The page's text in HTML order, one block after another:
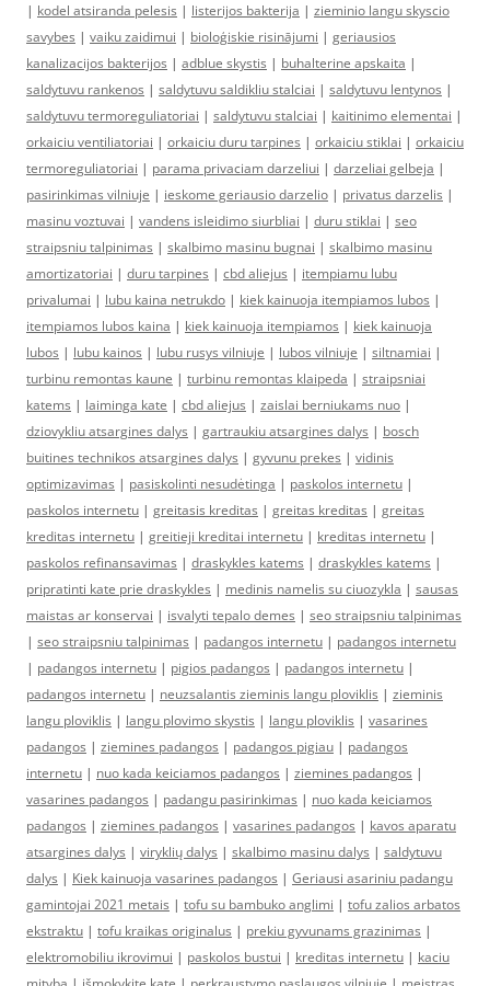
| kodel atsiranda pelesis | listerijos bakterija | zieminio langu skyscio
savybes | vaiku zaidimui | bioloģiskie risinājumi | geriausios
kanalizacijos bakterijos | adblue skystis | buhalterine apskaita |
saldytuvu rankenos | saldytuvu saldikliu stalciai | saldytuvu lentynos |
saldytuvu termoreguliatoriai | saldytuvu stalciai | kaitinimo elementai |
orkaiciu ventiliatoriai | orkaiciu duru tarpines | orkaiciu stiklai | orkaiciu
termoreguliatoriai | parama privaciam darzeliui | darzeliai gelbeja |
pasirinkimas vilniuje | ieskome geriausio darzelio | privatus darzelis |
masinu voztuvai | vandens isleidimo siurbliai | duru stiklai | seo
straipsniu talpinimas | skalbimo masinu bugnai | skalbimo masinu
amortizatoriai | duru tarpines | cbd aliejus | itempiamu lubu
privalumai | lubu kaina netrukdo | kiek kainuoja itempiamos lubos |
itempiamos lubos kaina | kiek kainuoja itempiamos | kiek kainuoja
lubos | lubu kainos | lubu rusys vilniuje | lubos vilniuje | siltnamiai |
turbinu remontas kaune | turbinu remontas klaipeda | straipsniai
katems | laiminga kate | cbd aliejus | zaislai berniukams nuo |
dziovykliu atsargines dalys | gartraukiu atsargines dalys | bosch
buitines technikos atsargines dalys | gyvunu prekes | vidinis
optimizavimas | pasiskolinti nesudėtinga | paskolos internetu |
paskolos internetu | greitasis kreditas | greitas kreditas | greitas
kreditas internetu | greitieji kreditai internetu | kreditas internetu |
paskolos refinansavimas | draskykles katems | draskykles katems |
pripratinti kate prie draskykles | medinis namelis su ciuozykla | sausas
maistas ar konservai | isvalyti tepalo demes | seo straipsniu talpinimas
| seo straipsniu talpinimas | padangos internetu | padangos internetu
| padangos internetu | pigios padangos | padangos internetu |
padangos internetu | neuzsalantis zieminis langu ploviklis | zieminis
langu ploviklis | langu plovimo skystis | langu ploviklis | vasarines
padangos | ziemines padangos | padangos pigiau | padangos
internetu | nuo kada keiciamos padangos | ziemines padangos |
vasarines padangos | padangu pasirinkimas | nuo kada keiciamos
padangos | ziemines padangos | vasarines padangos | kavos aparatu
atsargines dalys | viryklių dalys | skalbimo masinu dalys | saldytuvu
dalys | Kiek kainuoja vasarines padangos | Geriausi asariniu padangu
gamintojai 2021 metais | tofu su bambuko anglimi | tofu zalios arbatos
ekstraktu | tofu kraikas originalus | prekiu gyvunams grazinimas |
elektromobiliu ikrovimui | paskolos bustui | kreditas internetu | kaciu